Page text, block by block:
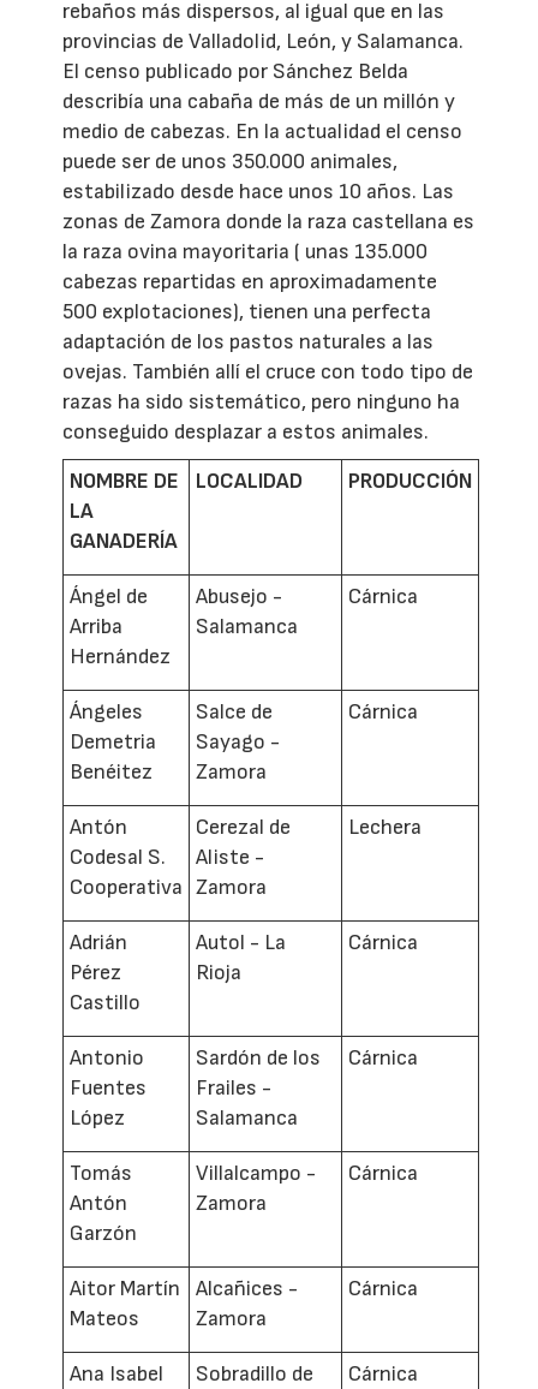
rebaños más dispersos, al igual que en las
provincias de Valladolid, León, y Salamanca.
El censo publicado por Sánchez Belda
describía una cabaña de más de un millón y
medio de cabezas. En la actualidad el censo
puede ser de unos 350.000 animales,
estabilizado desde hace unos 10 años. Las
zonas de Zamora donde la raza castellana es
la raza ovina mayoritaria ( unas 135.000
cabezas repartidas en aproximadamente
500 explotaciones), tienen una perfecta
adaptación de los pastos naturales a las
ovejas. También allí el cruce con todo tipo de
razas ha sido sistemático, pero ninguno ha
conseguido desplazar a estos animales.
NOMBRE DE
LA
GANADERÍA
LOCALIDAD PRODUCCIÓN
Ángel de
Arriba
Hernández
Abusejo -
Salamanca
Cárnica
Ángeles
Demetria
Benéitez
Salce de
Sayago -
Zamora
Cárnica
Antón
Codesal S.
Cooperativa
Cerezal de
Aliste -
Zamora
Lechera
Adrián
Pérez
Castillo
Autol - La
Rioja
Cárnica
Antonio
Fuentes
López
Sardón de los
Frailes -
Salamanca
Cárnica
Tomás
Antón
Garzón
Villalcampo -
Zamora
Cárnica
Aitor Martín
Mateos
Alcañices -
Zamora
Cárnica
Ana Isabel
Sobradillo de
Cárnica